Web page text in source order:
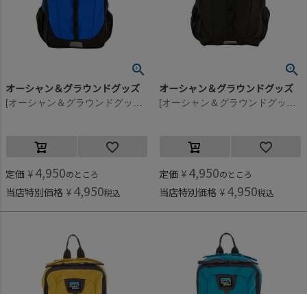
オーシャン＆グラウンドグッズ
定価 ¥ 4,950のところ
当店特別価格 ¥ 4,950税込
オーシャン＆グラウンドグッズ
定価 ¥ 4,950のところ
当店特別価格 ¥ 4,950税込